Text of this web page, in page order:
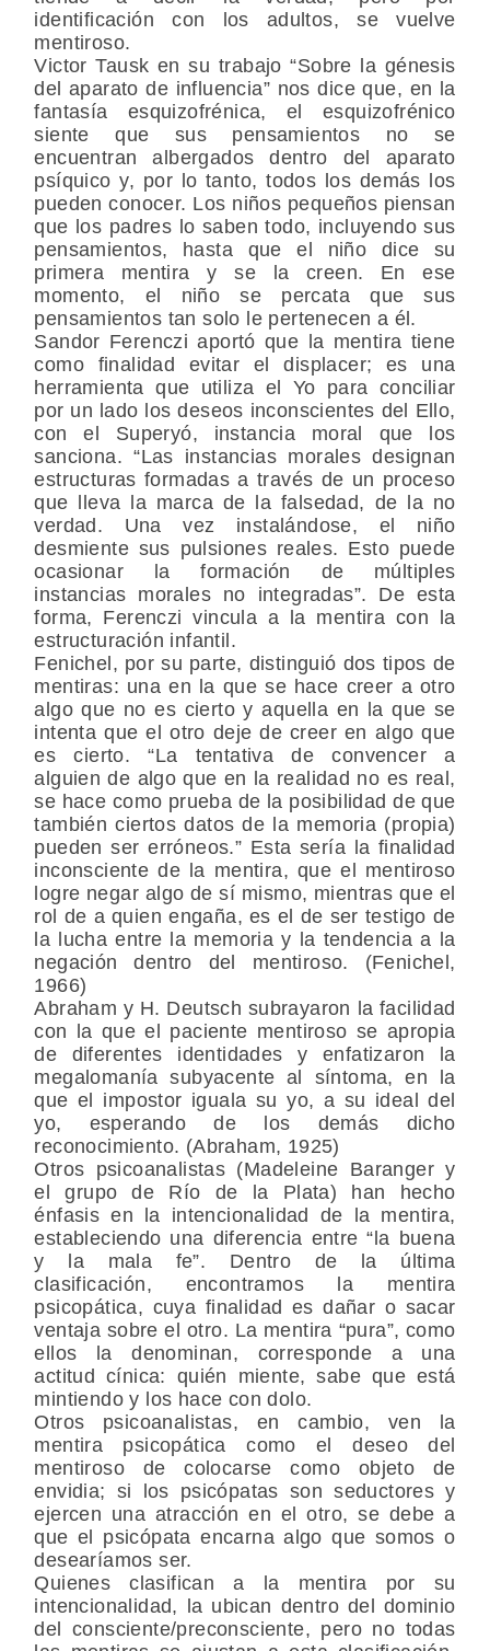
identificación con los adultos, se vuelve
mentiroso.
Victor Tausk en su trabajo “Sobre la génesis
del aparato de influencia” nos dice que, en la
fantasía esquizofrénica, el esquizofrénico
siente que sus pensamientos no se
encuentran albergados dentro del aparato
psíquico y, por lo tanto, todos los demás los
pueden conocer. Los niños pequeños piensan
que los padres lo saben todo, incluyendo sus
pensamientos, hasta que el niño dice su
primera mentira y se la creen. En ese
momento, el niño se percata que sus
pensamientos tan solo le pertenecen a él.
Sandor Ferenczi aportó que la mentira tiene
como finalidad evitar el displacer; es una
herramienta que utiliza el Yo para conciliar
por un lado los deseos inconscientes del Ello,
con el Superyó, instancia moral que los
sanciona. “Las instancias morales designan
estructuras formadas a través de un proceso
que lleva la marca de la falsedad, de la no
verdad. Una vez instalándose, el niño
desmiente sus pulsiones reales. Esto puede
ocasionar la formación de múltiples
instancias morales no integradas”. De esta
forma, Ferenczi vincula a la mentira con la
estructuración infantil.
Fenichel, por su parte, distinguió dos tipos de
mentiras: una en la que se hace creer a otro
algo que no es cierto y aquella en la que se
intenta que el otro deje de creer en algo que
es cierto. “La tentativa de convencer a
alguien de algo que en la realidad no es real,
se hace como prueba de la posibilidad de que
también ciertos datos de la memoria (propia)
pueden ser erróneos.” Esta sería la finalidad
inconsciente de la mentira, que el mentiroso
logre negar algo de sí mismo, mientras que el
rol de a quien engaña, es el de ser testigo de
la lucha entre la memoria y la tendencia a la
negación dentro del mentiroso. (Fenichel,
1966)
Abraham y H. Deutsch subrayaron la facilidad
con la que el paciente mentiroso se apropia
de diferentes identidades y enfatizaron la
megalomanía subyacente al síntoma, en la
que el impostor iguala su yo, a su ideal del
yo, esperando de los demás dicho
reconocimiento. (Abraham, 1925)
Otros psicoanalistas (Madeleine Baranger y
el grupo de Río de la Plata) han hecho
énfasis en la intencionalidad de la mentira,
estableciendo una diferencia entre “la buena
y la mala fe”. Dentro de la última
clasificación, encontramos la mentira
psicopática, cuya finalidad es dañar o sacar
ventaja sobre el otro. La mentira “pura”, como
ellos la denominan, corresponde a una
actitud cínica: quién miente, sabe que está
mintiendo y los hace con dolo.
Otros psicoanalistas, en cambio, ven la
mentira psicopática como el deseo del
mentiroso de colocarse como objeto de
envidia; si los psicópatas son seductores y
ejercen una atracción en el otro, se debe a
que el psicópata encarna algo que somos o
desearíamos ser.
Quienes clasifican a la mentira por su
intencionalidad, la ubican dentro del dominio
del consciente/preconsciente, pero no todas